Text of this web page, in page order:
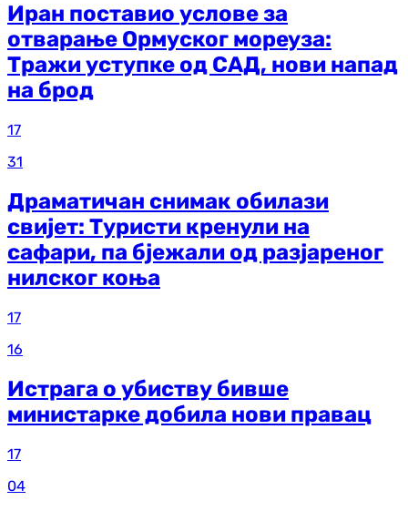
Иран поставио услове за
отварање Ормуског мореуза:
Тражи уступке од САД, нови напад
на брод
17
31
Драматичан снимак обилази
свијет: Туристи кренули на
сафари, па бјежали од разјареног
нилског коња
17
16
Истрага о убиству бивше
министарке добила нови правац
17
04